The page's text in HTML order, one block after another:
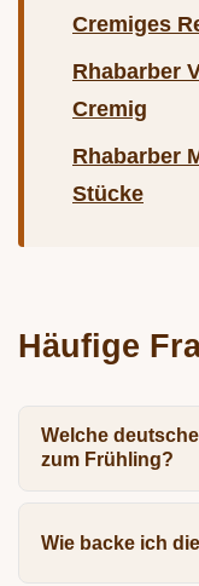
Cremiges
Rhabarber
Cremig
Rhabarber
Stücke
Häufige
Welche
zum Frühling?
Wie backe ich